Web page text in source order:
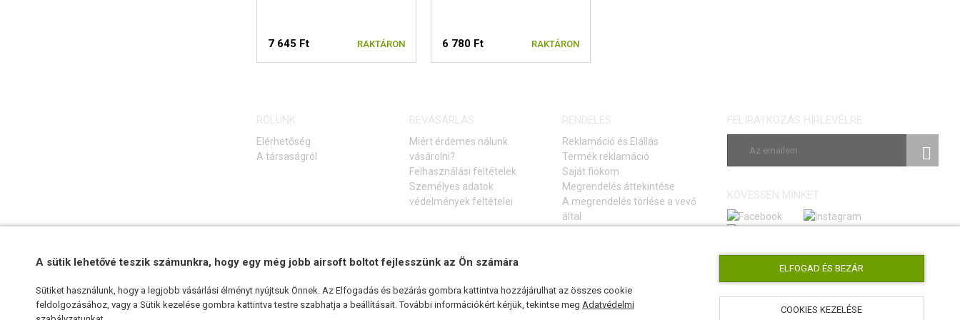
7 645 Ft RAKTÁRON 6 780 Ft RAKTÁRON
RÓLUNK
Elérhetőség
A társaságról
BEVÁSÁRLÁS
Miért érdemes nálunk
vásárolni?
Felhasználási feltételek
Személyes adatok
védelmények feltételei
RENDELÉS
Reklamáció és Elállás
Termék reklamáció
Saját fiókom
Megrendelés áttekintése
A megrendelés törlése a vevő
által
FELIRATKOZÁS HÍRLEVÉLRE
KÖVESSEN MINKET
A sütik lehetővé teszik számunkra, hogy egy még jobb airsoft boltot fejlesszünk az Ön számára
Sütiket használunk, hogy a legjobb vásárlási élményt nyújtsuk Önnek. Az Elfogadás és bezárás gombra kattintva hozzájárulhat az összes cookie
feldolgozásához, vagy a Sütik kezelése gombra kattintva testre szabhatja a beállításait. További információkért kérjük, tekintse meg Adatvédelmi
ELFOGAD ÉS BEZÁR
COOKIES KEZELÉSE